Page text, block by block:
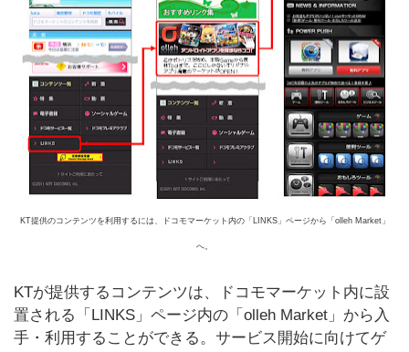
KT提供のコンテンツを利用するには、ドコモマーケット内の「LINKS」ページから「olleh Market」
へ。
KTが提供するコンテンツは、ドコモマーケット内に設
置される「LINKS」ページ内の「olleh Market」から入
手・利用することができる。サービス開始に向けてゲ